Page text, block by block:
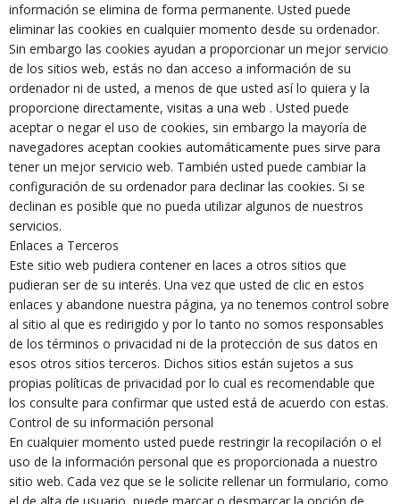
información se elimina de forma permanente. Usted puede
eliminar las cookies en cualquier momento desde su ordenador.
Sin embargo las cookies ayudan a proporcionar un mejor servicio
de los sitios web, estás no dan acceso a información de su
ordenador ni de usted, a menos de que usted así lo quiera y la
proporcione directamente, visitas a una web . Usted puede
aceptar o negar el uso de cookies, sin embargo la mayoría de
navegadores aceptan cookies automáticamente pues sirve para
tener un mejor servicio web. También usted puede cambiar la
configuración de su ordenador para declinar las cookies. Si se
declinan es posible que no pueda utilizar algunos de nuestros
servicios.
Enlaces a Terceros
Este sitio web pudiera contener en laces a otros sitios que
pudieran ser de su interés. Una vez que usted de clic en estos
enlaces y abandone nuestra página, ya no tenemos control sobre
al sitio al que es redirigido y por lo tanto no somos responsables
de los términos o privacidad ni de la protección de sus datos en
esos otros sitios terceros. Dichos sitios están sujetos a sus
propias políticas de privacidad por lo cual es recomendable que
los consulte para confirmar que usted está de acuerdo con estas.
Control de su información personal
En cualquier momento usted puede restringir la recopilación o el
uso de la información personal que es proporcionada a nuestro
sitio web. Cada vez que se le solicite rellenar un formulario, como